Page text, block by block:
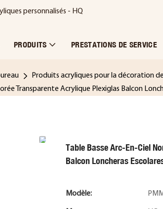
personnalisés - HQ
PRODUITS PRESTATIONS DE SERVICE
Produits acryliques pour la décoration
Transparente Acrylique Plexiglas Balcon
Table Basse Arc-En-Ciel
Balcon Loncheras
Modèle: